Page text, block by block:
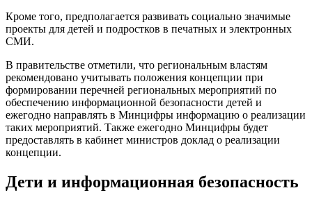
Кроме того, предполагается развивать социально значимые
проекты для детей и подростков в печатных и электронных
СМИ.
В правительстве отметили, что региональным властям
рекомендовано учитывать положения концепции при
формировании перечней региональных мероприятий по
обеспечению информационной безопасности детей и
ежегодно направлять в Минцифры информацию о реализации
таких мероприятий. Также ежегодно Минцифры будет
предоставлять в кабинет министров доклад о реализации
концепции.
Дети и информационная безопасность